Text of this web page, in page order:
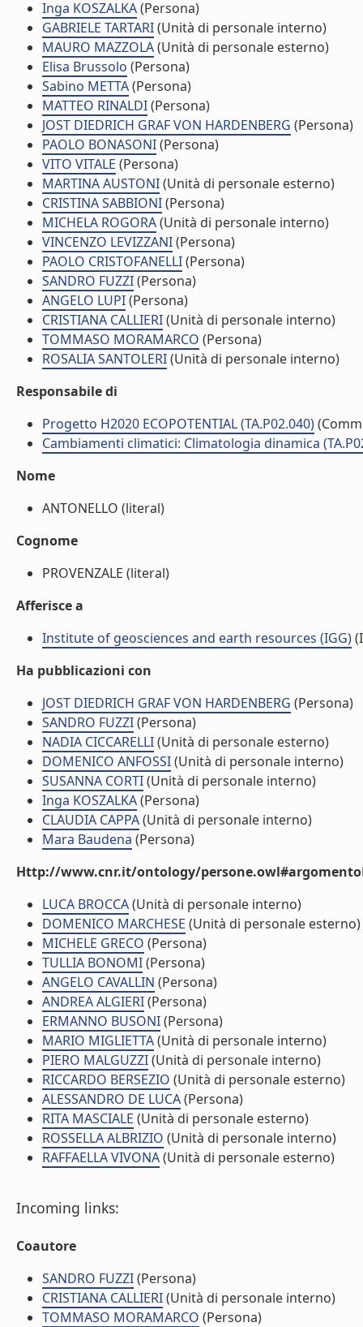
Inga KOSZALKA(Persona)
GABRIELE TARTARI(Unità di personale interno)
MAURO MAZZOLA(Unità di personale esterno)
Elisa Brussolo (Persona)
Sabino METTA(Persona)
MATTEO RINALDI(Persona)
JOST DIEDRICH GRAF VON HARDENBERG (Persona)
PAOLO BONASONI(Persona)
VITO VITALE (Persona)
MARTINA AUSTONI(Unità di personale esterno)
CRISTINA SABBIONI(Persona)
MICHELA ROGORA(Unità di personale interno)
VINCENZO LEVIZZANI(Persona)
PAOLO CRISTOFANELLI(Persona)
SANDRO FUZZI(Persona)
ANGELO LUPI(Persona)
CRISTIANA CALLIERI(Unità di personale interno)
TOMMASO MORAMARCO (Persona)
ROSALIA SANTOLERI(Unità di personale interno)
Responsabile di
Progetto H2020 ECOPOTENTIAL (TA.P02.040)
Cambiamenti climatici: Climatologia dinamica
Nome
ANTONELLO (literal)
Cognome
PROVENZALE (literal)
Afferisce a
Institute of geosciences and earth resources (IGG)
Ha pubblicazioni con
JOST DIEDRICH GRAF VON HARDENBERG (Persona)
SANDRO FUZZI(Persona)
NADIA CICCARELLI(Unità di personale esterno)
DOMENICO ANFOSSI(Unità di personale interno)
SUSANNA CORTI(Unità di personale interno)
Inga KOSZALKA(Persona)
CLAUDIA CAPPA(Unità di personale interno)
Mara Baudena (Persona)
Http://www.cnr.it/ontology/
LUCA BROCCA(Unità di personale interno)
DOMENICO MARCHESE (Unità di personale esterno)
MICHELE GRECO (Persona)
TULLIA BONOMI(Persona)
ANGELO CAVALLIN (Persona)
ANDREA ALGIERI(Persona)
ERMANNO BUSONI(Persona)
MARIO MIGLIETTA(Unità di personale interno)
PIERO MALGUZZI(Unità di personale interno)
RICCARDO BERSEZIO (Unità di personale esterno)
ALESSANDRO DE LUCA(Persona)
RITA MASCIALE (Unità di personale esterno)
ROSSELLA ALBRIZIO (Unità di personale interno)
RAFFAELLA VIVONA(Unità di personale esterno)
Incoming links:
Coautore
SANDRO FUZZI(Persona)
CRISTIANA CALLIERI(Unità di personale interno)
TOMMASO MORAMARCO (Persona)